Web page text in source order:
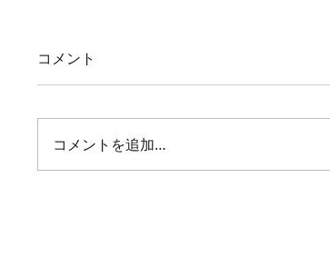
コメント
コメントを追加…